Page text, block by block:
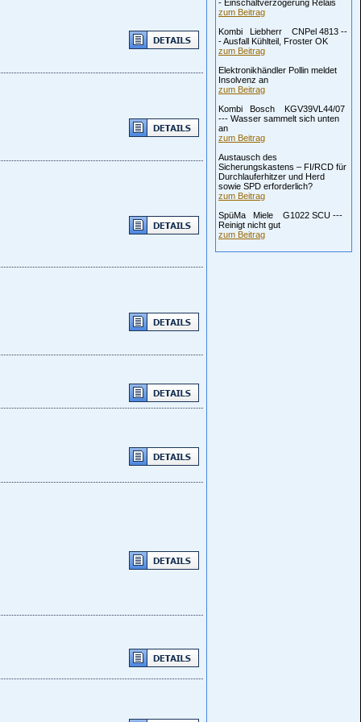
- Einschaltverzögerung Relais
zum Beitrag
Kombi Liebherr CNPel 4813 --
- Ausfall Kühlteil, Froster OK
zum Beitrag
Elektronikhändler Pollin meldet
Insolvenz an
zum Beitrag
Kombi Bosch KGV39VL44/07
--- Wasser sammelt sich unten
an
zum Beitrag
Austausch des
Sicherungskastens – FI/RCD für
Durchlauferhitzer und Herd
sowie SPD erforderlich?
zum Beitrag
SpüMa Miele G1022 SCU ---
Reinigt nicht gut
zum Beitrag